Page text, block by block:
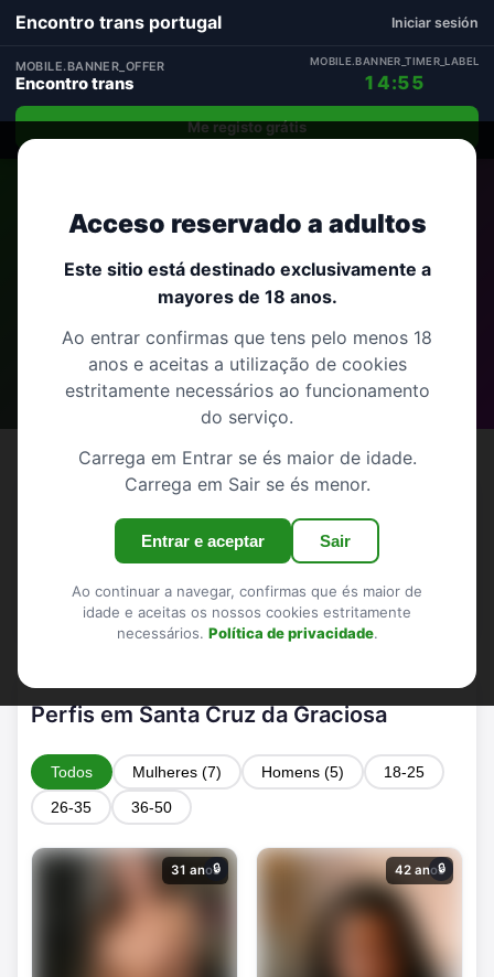
Acceso reservado a adultos
Este sitio está destinado exclusivamente a
mayores de 18 anos.
Ao entrar confirmas que tens pelo menos 18
anos e aceitas a utilização de cookies
estritamente necessários ao funcionamento
do serviço.
Carrega em Entrar se és maior de idade.
Carrega em Sair se és menor.
Entrar e aceptar Sair
Ao continuar a navegar, confirmas que és maior de
idade e aceitas os nossos cookies estritamente
necessários. Política de privacidade.
Encontro trans portugal Iniciar sesión
MOBILE.BANNER_OFFER
Encontro trans
MOBILE.BANNER_TIMER_LABEL
14:54
Me registo grátis
Encontro trans em Santa Cruz da
13 perfis
Encontro trans em Santa Cruz da Graciosa:
menos apps vazias, mais afinidade – ideal para
algo sério ou sem complicações
Perfis em Santa Cruz da Graciosa
Todos Mulheres (7) Homens (5)
18-25
26-35
36-50
31 anos
🔒 42 anos
🔒